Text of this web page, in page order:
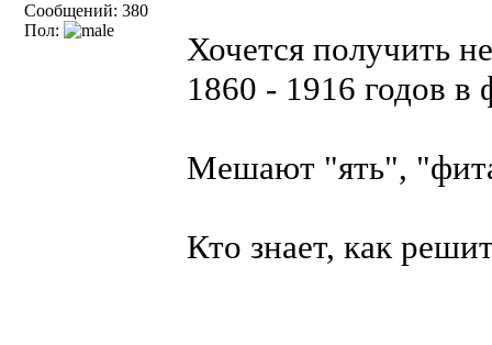
Сообщений: 380
Пол:
Хочется получить
1860 - 1916 годов в
Мешают "ять",
Кто знает, как